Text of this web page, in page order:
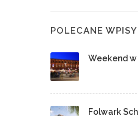
POLECANE WPISY
Weekend w
Folwark